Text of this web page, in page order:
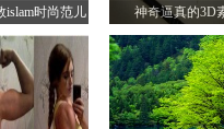
islam时尚范儿 神奇逼真的3D